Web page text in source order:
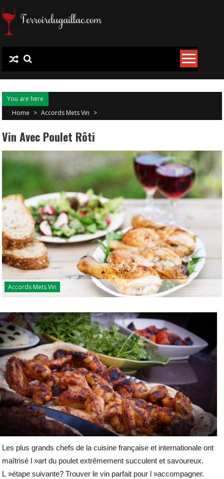
Skip
to
content
You are here
Home > Accords Mets Vin >
Vin Avec Poulet Rôti
Accords Mets Vin
Les plus grands chefs de la cuisine française et internationale ont
maîtrisé l »art du poulet extrêmement succulent et savoureux.
L »étape suivante? Trouver le vin parfait pour l »accompagner.